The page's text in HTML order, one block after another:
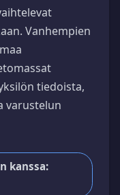
Vanhempien
tiedoista,
varustelun
kanssa: